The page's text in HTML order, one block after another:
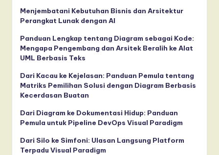
Menjembatani Kebutuhan Bisnis dan Arsitektur
Perangkat Lunak dengan AI
Panduan Lengkap tentang Diagram sebagai Kode:
Mengapa Pengembang dan Arsitek Beralih ke Alat
UML Berbasis Teks
Dari Kacau ke Kejelasan: Panduan Pemula tentang
Matriks Pemilihan Solusi dengan Diagram Berbasis
Kecerdasan Buatan
Dari Diagram ke Dokumentasi Hidup: Panduan
Pemula untuk Pipeline DevOps Visual Paradigm
Dari Silo ke Simfoni: Ulasan Langsung Platform
Terpadu Visual Paradigm